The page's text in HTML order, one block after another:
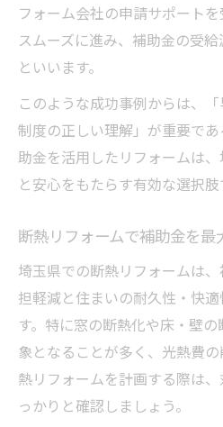
フォーム会社の申請サポート
スムーズに進み、補助金の受
といいます。
このような成功事例からは、
制度の正しい理解」が重要で
助金を活用したリフォームは
と安心をもたらす有効な選択肢
断熱リフォームで補助金を最
埼玉県での断熱リフォームは
担軽減と住まいの耐久性・快
す。特に窓の断熱化や床・壁
象となることが多く、光熱費
熱リフォームを計画する際は
っかりと確認しましょう。